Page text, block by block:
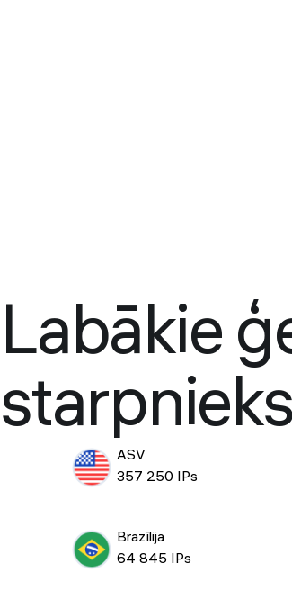
Labākie
ASV
357 250 IPs
Brazīlija
64 845 IPs